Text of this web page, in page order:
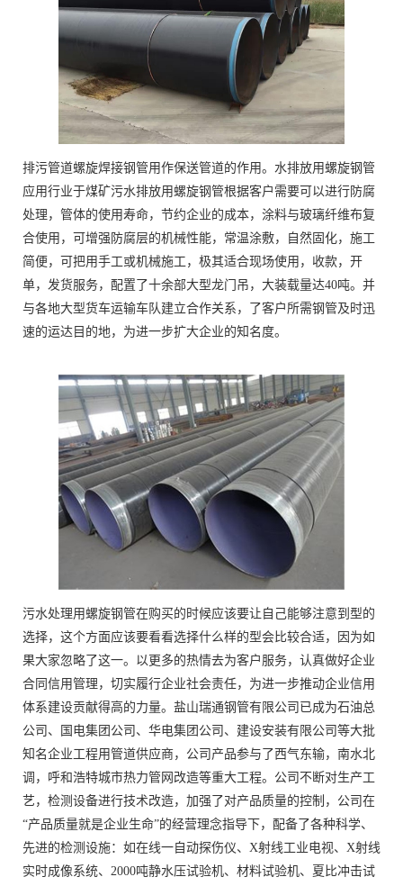
排污管道螺旋焊接钢管用作保送管道的作用。水排放用螺旋钢管
应用行业于煤矿污水排放用螺旋钢管根据客户需要可以进行防腐
处理，管体的使用寿命，节约企业的成本，涂料与玻璃纤维布复
合使用，可增强防腐层的机械性能，常温涂敷，自然固化，施工
简便，可把用手工或机械施工，极其适合现场使用，收款，开
单，发货服务，配置了十余部大型龙门吊，大装载量达40吨。并
与各地大型货车运输车队建立合作关系，了客户所需钢管及时迅
速的运达目的地，为进一步扩大企业的知名度。
污水处理用螺旋钢管在购买的时候应该要让自己能够注意到型的
选择，这个方面应该要看看选择什么样的型会比较合适，因为如
果大家忽略了这一。以更多的热情去为客户服务，认真做好企业
合同信用管理，切实履行企业社会责任，为进一步推动企业信用
体系建设贡献得高的力量。盐山瑞通钢管有限公司已成为石油总
公司、国电集团公司、华电集团公司、建设安装有限公司等大批
知名企业工程用管道供应商，公司产品参与了西气东输，南水北
调，呼和浩特城市热力管网改造等重大工程。公司不断对生产工
艺，检测设备进行技术改造，加强了对产品质量的控制，公司在
“产品质量就是企业生命”的经营理念指导下，配备了各种科学、
先进的检测设施：如在线一自动探伤仪、X射线工业电视、X射线
实时成像系统、2000吨静水压试验机、材料试验机、夏比冲击试